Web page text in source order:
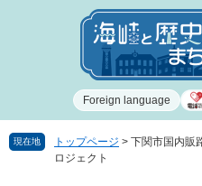
で
ば
Foreign language
現在地 トップページ > 下関市国内販
ロジェクト